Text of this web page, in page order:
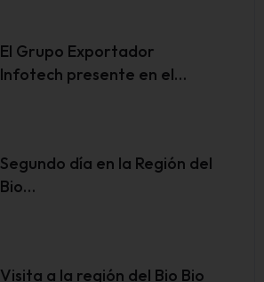
El Grupo Exportador
Infotech presente en el…
Segundo día en la Región del
Bio…
Visita a la región del Bio Bio